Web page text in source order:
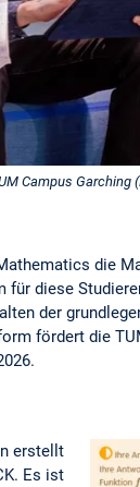
Campus Garching
die
diese
der
fördert die
erstellt
Es ist